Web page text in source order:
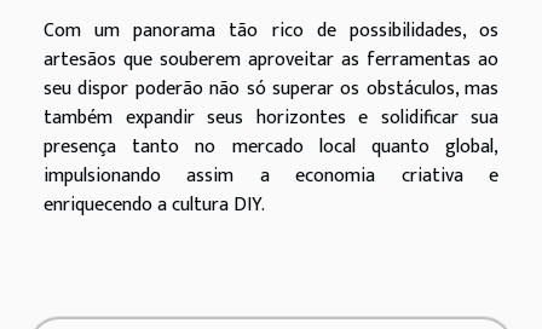
Com um panorama tão rico de possibilidades, os
artesãos que souberem aproveitar as ferramentas ao
seu dispor poderão não só superar os obstáculos, mas
também expandir seus horizontes e solidificar sua
presença tanto no mercado local quanto global,
impulsionando assim a economia criativa e
enriquecendo a cultura DIY.